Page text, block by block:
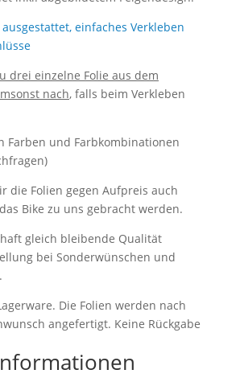
einfaches Verkleben
drei einzelne Folie aus dem
nach, falls beim Verkleben
Farben und Farbkombinationen
die Folien gegen Aufpreis auch
Bike zu uns gebracht werden.
gleich bleibende Qualität
bei Sonderwünschen und
Die Folien werden nach
angefertigt. Keine Rückgabe